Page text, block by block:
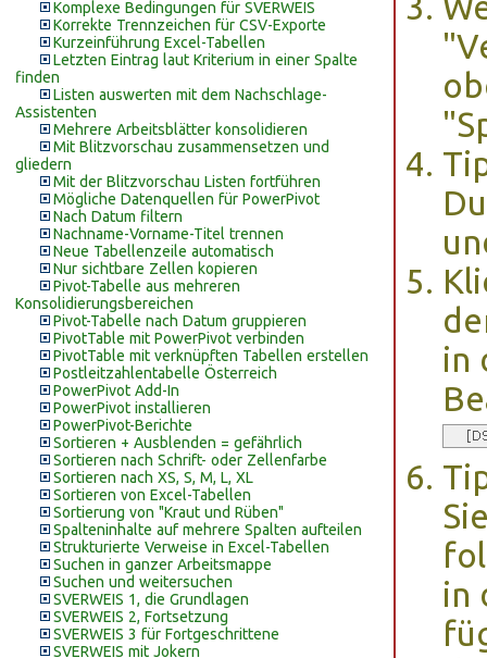
Komplexe Bedingungen für SVERWEIS
Korrekte Trennzeichen für CSV-Exporte
Kurzeinführung Excel-Tabellen
Letzten Eintrag laut Kriterium in einer Spalte
finden
Listen auswerten mit dem Nachschlage-
Assistenten
Mehrere Arbeitsblätter konsolidieren
Mit Blitzvorschau zusammensetzen und
gliedern
Mit der Blitzvorschau Listen fortführen
Mögliche Datenquellen für PowerPivot
Nach Datum filtern
Nachname-Vorname-Titel trennen
Neue Tabellenzeile automatisch
Nur sichtbare Zellen kopieren
Pivot-Tabelle aus mehreren
Konsolidierungsbereichen
Pivot-Tabelle nach Datum gruppieren
PivotTable mit PowerPivot verbinden
PivotTable mit verknüpften Tabellen erstellen
Postleitzahlentabelle Österreich
PowerPivot Add-In
PowerPivot installieren
PowerPivot-Berichte
Sortieren + Ausblenden = gefährlich
Sortieren nach Schrift- oder Zellenfarbe
Sortieren nach XS, S, M, L, XL
Sortieren von Excel-Tabellen
Sortierung von "Kraut und Rüben"
Spalteninhalte auf mehrere Spalten aufteilen
Strukturierte Verweise in Excel-Tabellen
Suchen in ganzer Arbeitsmappe
Suchen und weitersuchen
SVERWEIS 1, die Grundlagen
SVERWEIS 2, Fortsetzung
SVERWEIS 3 für Fortgeschrittene
SVERWEIS mit Jokern
in
in